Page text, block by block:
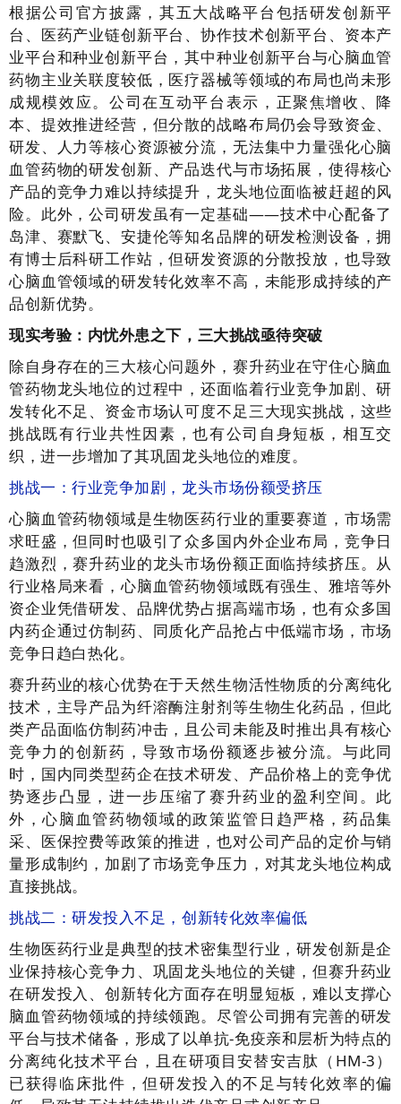
根据公司官方披露，其五大战略平台包括研发创新平
台、医药产业链创新平台、协作技术创新平台、资本产
业平台和种业创新平台，其中种业创新平台与心脑血管
药物主业关联度较低，医疗器械等领域的布局也尚未形
成规模效应。公司在互动平台表示，正聚焦增收、降
本、提效推进经营，但分散的战略布局仍会导致资金、
研发、人力等核心资源被分流，无法集中力量强化心脑
血管药物的研发创新、产品迭代与市场拓展，使得核心
产品的竞争力难以持续提升，龙头地位面临被赶超的风
险。此外，公司研发虽有一定基础——技术中心配备了
岛津、赛默飞、安捷伦等知名品牌的研发检测设备，拥
有博士后科研工作站，但研发资源的分散投放，也导致
心脑血管领域的研发转化效率不高，未能形成持续的产
品创新优势。
现实考验：内忧外患之下，三大挑战亟待突破
除自身存在的三大核心问题外，赛升药业在守住心脑血
管药物龙头地位的过程中，还面临着行业竞争加剧、研
发转化不足、资金市场认可度不足三大现实挑战，这些
挑战既有行业共性因素，也有公司自身短板，相互交
织，进一步增加了其巩固龙头地位的难度。
挑战一：行业竞争加剧，龙头市场份额受挤压
心脑血管药物领域是生物医药行业的重要赛道，市场需
求旺盛，但同时也吸引了众多国内外企业布局，竞争日
趋激烈，赛升药业的龙头市场份额正面临持续挤压。从
行业格局来看，心脑血管药物领域既有强生、雅培等外
资企业凭借研发、品牌优势占据高端市场，也有众多国
内药企通过仿制药、同质化产品抢占中低端市场，市场
竞争日趋白热化。
赛升药业的核心优势在于天然生物活性物质的分离纯化
技术，主导产品为纤溶酶注射剂等生物生化药品，但此
类产品面临仿制药冲击，且公司未能及时推出具有核心
竞争力的创新药，导致市场份额逐步被分流。与此同
时，国内同类型药企在技术研发、产品价格上的竞争优
势逐步凸显，进一步压缩了赛升药业的盈利空间。此
外，心脑血管药物领域的政策监管日趋严格，药品集
采、医保控费等政策的推进，也对公司产品的定价与销
量形成制约，加剧了市场竞争压力，对其龙头地位构成
直接挑战。
挑战二：研发投入不足，创新转化效率偏低
生物医药行业是典型的技术密集型行业，研发创新是企
业保持核心竞争力、巩固龙头地位的关键，但赛升药业
在研发投入、创新转化方面存在明显短板，难以支撑心
脑血管药物领域的持续领跑。尽管公司拥有完善的研发
平台与技术储备，形成了以单抗-免疫亲和层析为特点的
分离纯化技术平台，且在研项目安替安吉肽（HM-3）
已获得临床批件，但研发投入的不足与转化效率的偏